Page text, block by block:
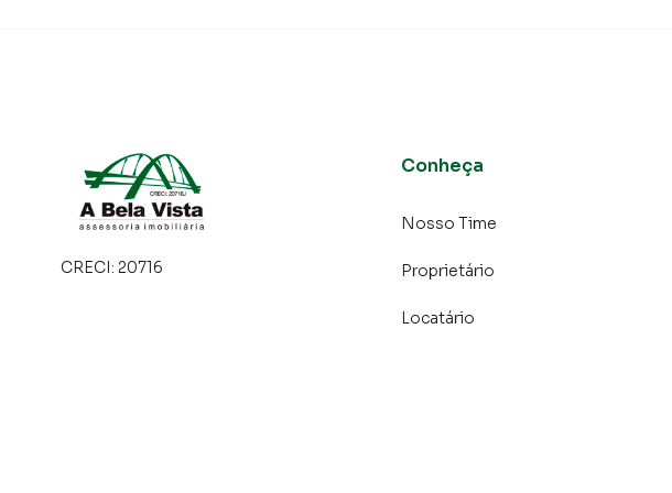
CRECI: 20716
Conheça
Nosso Time
Proprietário
Locatário